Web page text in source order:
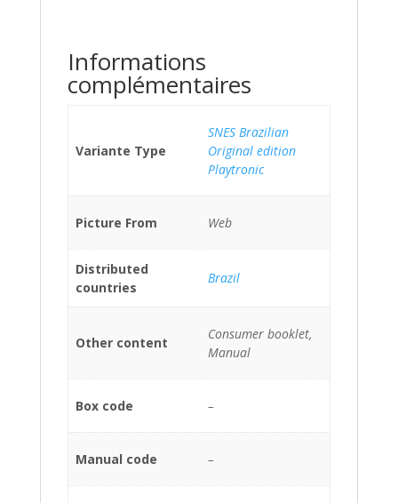
Informations
complémentaires
Variante Type
SNES Brazilian
Original edition
Playtronic
Picture From Web
Distributed
countries
Brazil
Other content
Consumer booklet,
Manual
Box code –
Manual code –